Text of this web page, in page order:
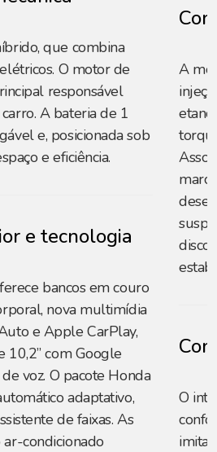
que combina
O motor de
responsável
A bateria de 1
e, posicionada sob
e eficiência.
e tecnologia
bancos em couro
nova multimídia
e Apple CarPlay,
10,2” com Google
voz. O pacote Honda
adaptativo,
de faixas. As
condicionado
A
disco
O
imita